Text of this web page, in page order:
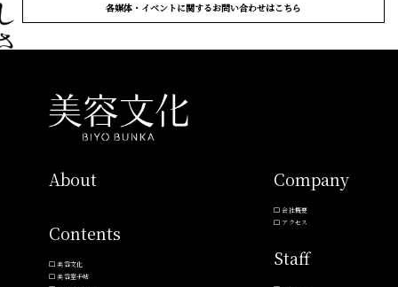
各媒体・イベントに関するお問い合わせはこちら
About
Contents
美容文化
美容室手帖
Company
会社概要
アクセス
Staff